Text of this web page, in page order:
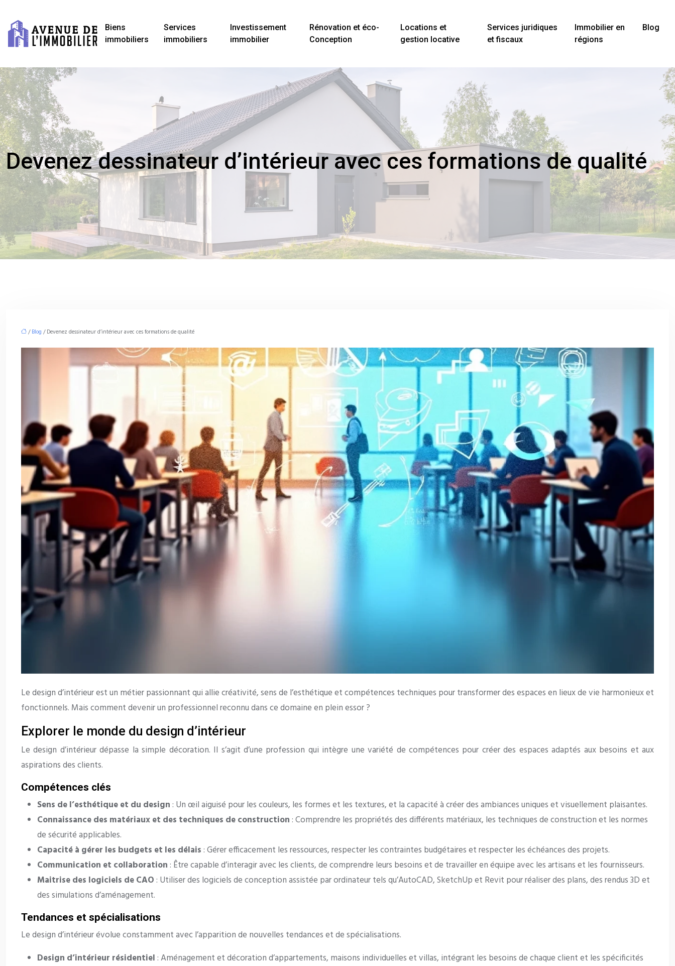
Biens
immobiliers
Services
immobiliers
Investissement
immobilier
Rénovation et éco-
Conception
Locations et
gestion locative
Services juridiques
et fiscaux
Immobilier en
régions
Blog
Devenez dessinateur d’intérieur avec ces formations de qualité
/Blog / Devenez dessinateur d’intérieur avec ces formations de qualité
Le design d’intérieur est un métier passionnant qui allie créativité, sens de l’esthétique et compétences techniques pour transformer des espaces en lieux de vie harmonieux et
fonctionnels. Mais comment devenir un professionnel reconnu dans ce domaine en plein essor ?
Explorer le monde du design d’intérieur
Le design d’intérieur dépasse la simple décoration. Il s’agit d’une profession qui intègre une variété de compétences pour créer des espaces adaptés aux besoins et aux
aspirations des clients.
Compétences clés
Sens de l’esthétique et du design : Un œil aiguisé pour les couleurs, les formes et les textures, et la capacité à créer des ambiances uniques et visuellement plaisantes.
Connaissance des matériaux et des techniques de construction : Comprendre les propriétés des différents matériaux, les techniques de construction et les normes
de sécurité applicables.
Capacité à gérer les budgets et les délais : Gérer efficacement les ressources, respecter les contraintes budgétaires et respecter les échéances des projets.
Communication et collaboration : Être capable d’interagir avec les clients, de comprendre leurs besoins et de travailler en équipe avec les artisans et les fournisseurs.
Maitrise des logiciels de CAO : Utiliser des logiciels de conception assistée par ordinateur tels qu’AutoCAD, SketchUp et Revit pour réaliser des plans, des rendus 3D et
des simulations d’aménagement.
Tendances et spécialisations
Le design d’intérieur évolue constamment avec l’apparition de nouvelles tendances et de spécialisations.
Design d’intérieur résidentiel : Aménagement et décoration d’appartements, maisons individuelles et villas, intégrant les besoins de chaque client et les spécificités